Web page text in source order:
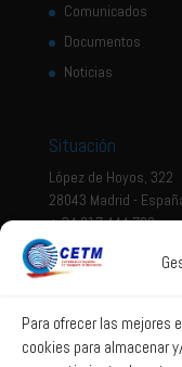
Para ofrecer las mejores
cookies para almacenar
Comunicados
Documentos
Noticias
Situación
López de Hoyos, 322
28043 Madrid -
+ 34 917 444 700
Aviso legal
Política de